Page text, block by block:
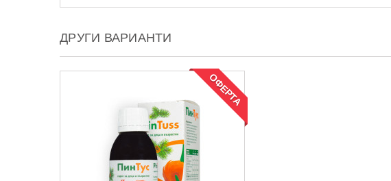
ДРУГИ ВАРИАНТИ
ОФЕРТА